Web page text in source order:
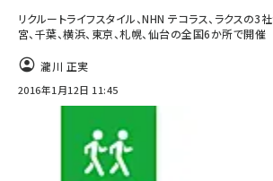
リクルートライフスタイル、NHN テコラス、ラクスの3
宮、千葉、横浜、東京、札幌、仙台の全国6か所で開催
瀧川 正実
2016年1月12日 11:45